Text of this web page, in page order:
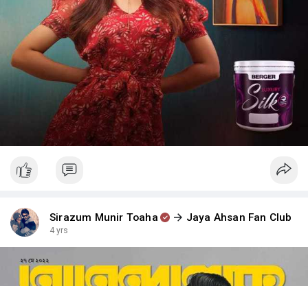
Sirazum Munir Toaha Jaya Ahsan Fan Club
4 yrs